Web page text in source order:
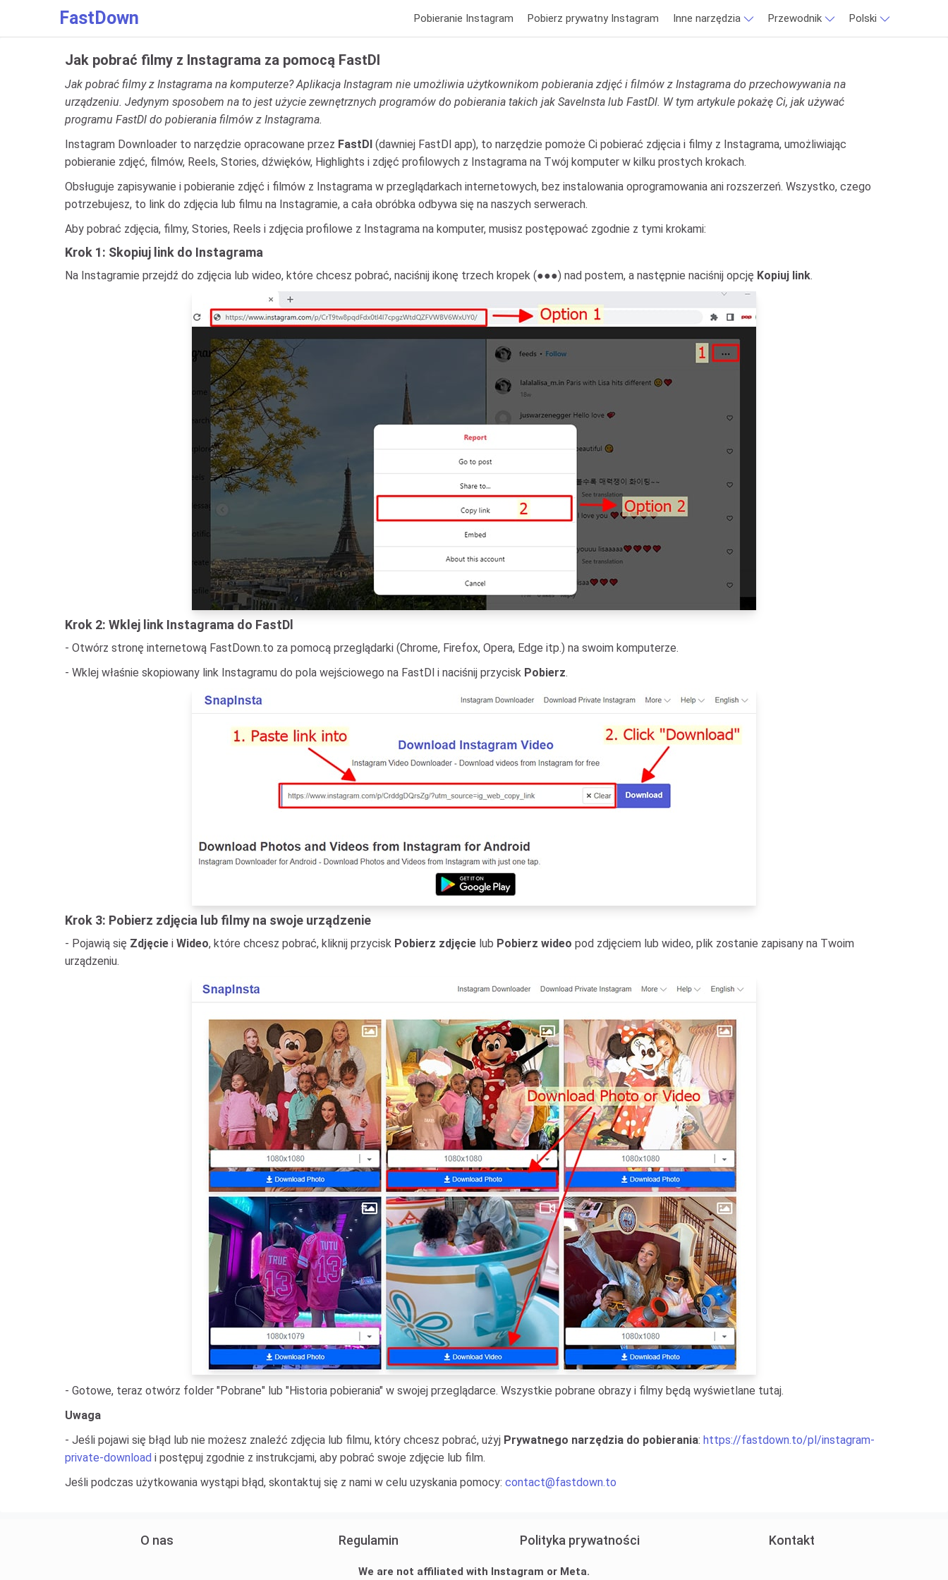
FastDown Pobieranie Instagram Pobierz prywatny Instagram Inne narzędzia Przewodnik Polski
Jak pobrać filmy z Instagrama za pomocą FastDl
Jak pobrać filmy z Instagrama na komputerze? Aplikacja Instagram nie umożliwia użytkownikom pobierania zdjęć i filmów z Instagrama do przechowywania na
urządzeniu. Jedynym sposobem na to jest użycie zewnętrznych programów do pobierania takich jak SaveInsta lub FastDl. W tym artykule pokażę Ci, jak używać
programu FastDl do pobierania filmów z Instagrama.
Instagram Downloader to narzędzie opracowane przez FastDl (dawniej FastDl app), to narzędzie pomoże Ci pobierać zdjęcia i filmy z Instagrama, umożliwiając
pobieranie zdjęć, filmów, Reels, Stories, dźwięków, Highlights i zdjęć profilowych z Instagrama na Twój komputer w kilku prostych krokach.
Obsługuje zapisywanie i pobieranie zdjęć i filmów z Instagrama w przeglądarkach internetowych, bez instalowania oprogramowania ani rozszerzeń. Wszystko, czego
potrzebujesz, to link do zdjęcia lub filmu na Instagramie, a cała obróbka odbywa się na naszych serwerach.
Aby pobrać zdjęcia, filmy, Stories, Reels i zdjęcia profilowe z Instagrama na komputer, musisz postępować zgodnie z tymi krokami:
Krok 1: Skopiuj link do Instagrama
Na Instagramie przejdź do zdjęcia lub wideo, które chcesz pobrać, naciśnij ikonę trzech kropek (●●●) nad postem, a następnie naciśnij opcję Kopiuj link.
Krok 2: Wklej link Instagrama do FastDl
- Otwórz stronę internetową FastDown.to za pomocą przeglądarki (Chrome, Firefox, Opera, Edge itp.) na swoim komputerze.
- Wklej właśnie skopiowany link Instagramu do pola wejściowego na FastDl i naciśnij przycisk Pobierz.
Krok 3: Pobierz zdjęcia lub filmy na swoje urządzenie
- Pojawią się Zdjęcie i Wideo, które chcesz pobrać, kliknij przycisk Pobierz zdjęcie lub Pobierz wideo pod zdjęciem lub wideo, plik zostanie zapisany na Twoim
urządzeniu.
- Gotowe, teraz otwórz folder "Pobrane" lub "Historia pobierania" w swojej przeglądarce. Wszystkie pobrane obrazy i filmy będą wyświetlane tutaj.
Uwaga
- Jeśli pojawi się błąd lub nie możesz znaleźć zdjęcia lub filmu, który chcesz pobrać, użyj Prywatnego narzędzia do pobierania: https://fastdown.to/pl/instagram-
private-download i postępuj zgodnie z instrukcjami, aby pobrać swoje zdjęcie lub film.
Jeśli podczas użytkowania wystąpi błąd, skontaktuj się z nami w celu uzyskania pomocy: contact@fastdown.to
O nas Regulamin Polityka prywatności Kontakt
We are not affiliated with Instagram or Meta.